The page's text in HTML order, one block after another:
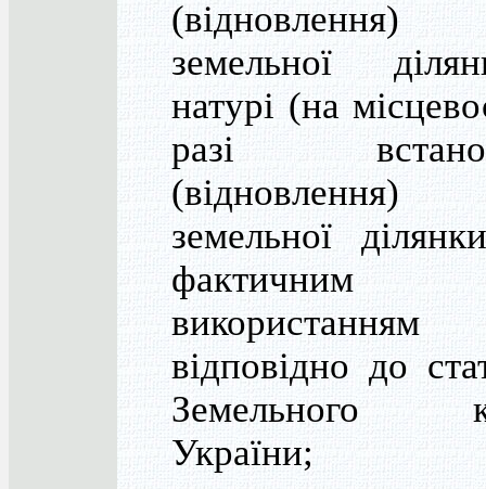
земельної
натурі (на
разі
земельної
фактичним
використанням
відповідно до
Земельного
України;